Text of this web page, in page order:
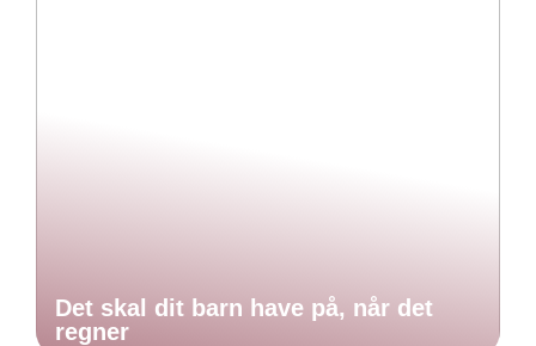
Det skal dit barn have på, når det
regner